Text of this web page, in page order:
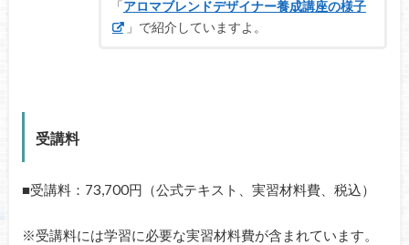
「アロマブレンドデザイナー養成講座の様子
」で紹介していますよ。
受講料
■受講料：73,700円（公式テキスト、 実習材料費、税込）
※受講料には学習に必要な実習材料費が含まれています。